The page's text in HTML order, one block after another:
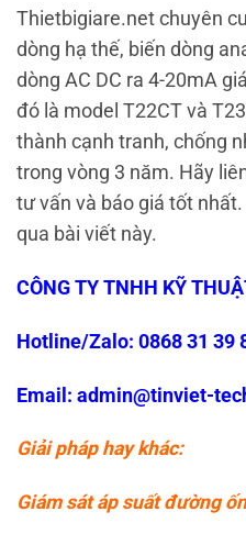
Thietbigiare.net chuyên
dòng hạ thế, biến dòng
dòng AC DC ra 4-20mA
đó là model T22CT và
thành cạnh tranh, chống
trong vòng 3 năm. Hãy
tư vấn và báo giá tốt
qua bài viết này.
CÔNG TY TNHH KỸ
Hotline/Zalo: 0868 31 39
Email: admin@tinviet-
Giải pháp hay khác:
Giám sát áp suất đường